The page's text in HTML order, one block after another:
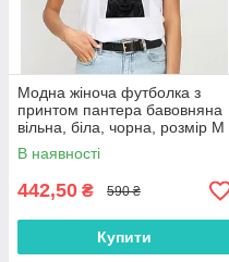
Модна жіноча футболка з
принтом пантера бавовняна
вільна, біла, чорна, розмір М
В наявності
442,50 ₴ 590 ₴
Купити